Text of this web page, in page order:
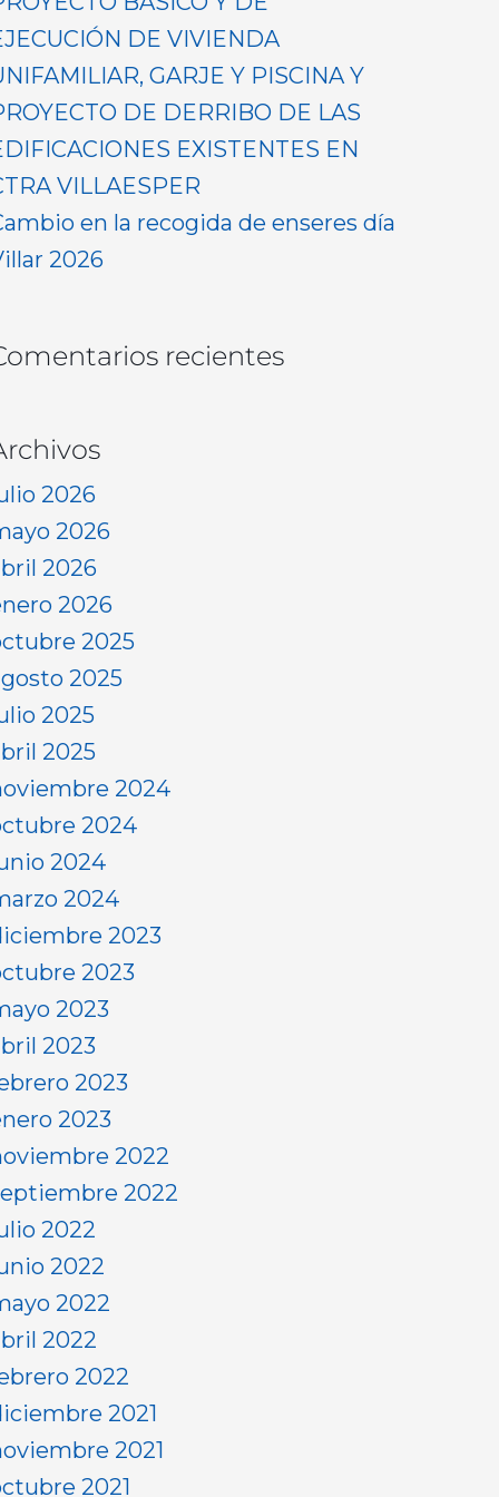
DE VIVIENDA
GARJE Y PISCINA Y
DE DERRIBO DE LAS
EXISTENTES EN
VILLAESPER
en la recogida de enseres día
2026
recientes
2026
2026
2026
2026
2025
2025
2025
2025
2024
2024
2024
2024
2023
2023
2023
2023
2023
2023
2022
2022
2022
2022
2022
2022
2022
2021
2021
2021